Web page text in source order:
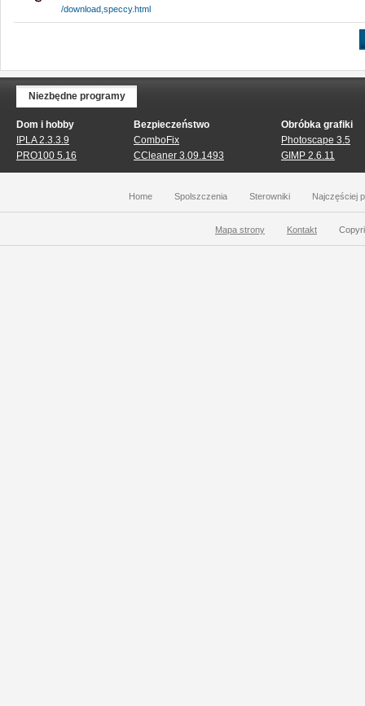
/download,speccy.html
Niezbędne programy
Dom i hobby
IPLA 2.3.3.9
PRO100 5.16
Bezpieczeństwo
ComboFix
CCleaner 3.09.1493
Obróbka grafiki
Photoscape 3.5
GIMP 2.6.11
Home Spolszczenia Sterowniki Najczęściej
Mapa strony Kontakt